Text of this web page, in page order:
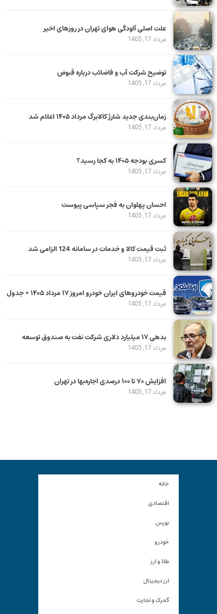
علت اصلی آلودگی هوای تهران در روزهای اخیر
مرداد 17, 1405
توضیح شرکت آب و فاضلاب درباره قبوض
مرداد 17, 1405
زمان‌بندی جدید شارژ کالابرگ مرداد ۱۴۰۵ اعلام شد
مرداد 17, 1405
کسری بودجه ۱۴۰۵ به کجا رسید؟
مرداد 17, 1405
احسان پهلوان به فجر سپاسی پیوست
مرداد 17, 1405
ثبت قیمت کالا و خدمات در سامانه 124 الزامی شد
مرداد 17, 1405
قیمت خودرو‌های ایران خودرو امروز ۱۷ مرداد ۱۴۰۵ + جدول
مرداد 17, 1405
بدهی ١٧ میلیارد دلاری شرکت نفت به صندوق توسعه
مرداد 17, 1405
افزایش ۷۰ تا ۱۰۰ درصدی اجاره‌بها در تهران
مرداد 17, 1405
خانه
اقتصادی
بورس
خودرو
طلا و ارز
ارز دیجیتال
گمرک و تجارت